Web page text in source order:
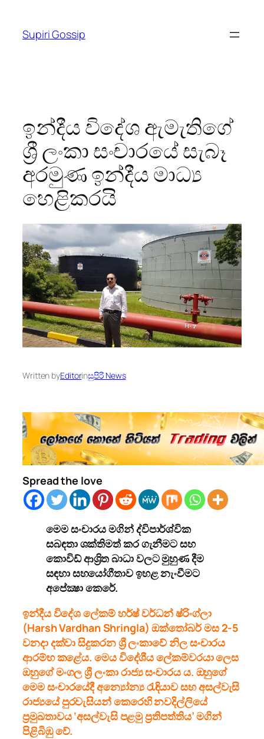
content
Supiri Gossip
ඉන්දීය විදේශ ඇමැතිගේ
ශ්‍රී ලංකා සංචාරයේ සැබෑ
අරමුණ ඉන්දීය මාධ්‍ය
හෙළිකරයි
Written byEditorinසුපිරි News
Spread the love
මෙම සංචාරය මගින් ද්විපාර්ශ්වික
සබඳතා ශක්තිමත් කර ගැනීමට සහ
කොවිඩ් ආශ්‍රිත බාධා වලට මුහුණ දීම
සඳහා සහයෝගීතාව ඉහළ නැංවීමට
අපේක්‍ෂා කෙරේ.
ඉන්දීය විදේශ ලේකම් හර්ෂ් වර්ධන් ෂ්රිංග්ලා
(Harsh Vardhan Shringla) ඔක්තෝබර් මස 2-5
වනදා දක්වා සිදුකරන ශ්‍රී ලංකාවේ නිල සංචාරය
ආරම්භ කළේය. මෙය විදේශීය ලේකම්වරයා ලෙස
ඔහුගේ මංගල ශ්‍රී ලංකා රාජ්‍ය සංචාරය ය. ඔහුගේ
මෙම සංචාරයේදී අන්‍යෝන්‍ය රැඳියාව සහ අසල්වැසි
රාජ්‍යයේ පුරවැසියන් කෙරෙහි නවදිල්ලියේ
ප්‍රමුඛතාවය ‘අසල්වැසි පළමු ප්‍රතිපත්තිය’ මගින්
පිළිබිඹු වේ.